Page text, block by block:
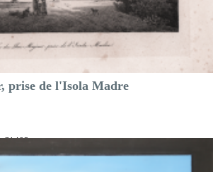
prise de l'Isola Madre
S1402
235 x 180 mm